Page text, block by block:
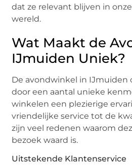
dat ze relevant blijven in
wereld.
Wat Maakt de
IJmuiden Uniek?
De avondwinkel in IJmuiden
door een aantal unieke
winkelen een plezierige
vriendelijke service tot de
zijn veel redenen waarom
bezoek waard is.
Uitstekende Klantenservice